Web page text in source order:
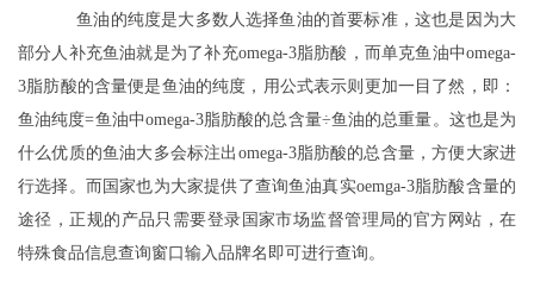
鱼油的纯度是大多数人选择鱼油的首要标准，这也是因为大
部分人补充鱼油就是为了补充omega-3脂肪酸，而单克鱼油中omega-
3脂肪酸的含量便是鱼油的纯度，用公式表示则更加一目了然，即：
鱼油纯度=鱼油中omega-3脂肪酸的总含量÷鱼油的总重量。这也是为
什么优质的鱼油大多会标注出omega-3脂肪酸的总含量，方便大家进
行选择。而国家也为大家提供了查询鱼油真实oemga-3脂肪酸含量的
途径，正规的产品只需要登录国家市场监督管理局的官方网站，在
特殊食品信息查询窗口输入品牌名即可进行查询。